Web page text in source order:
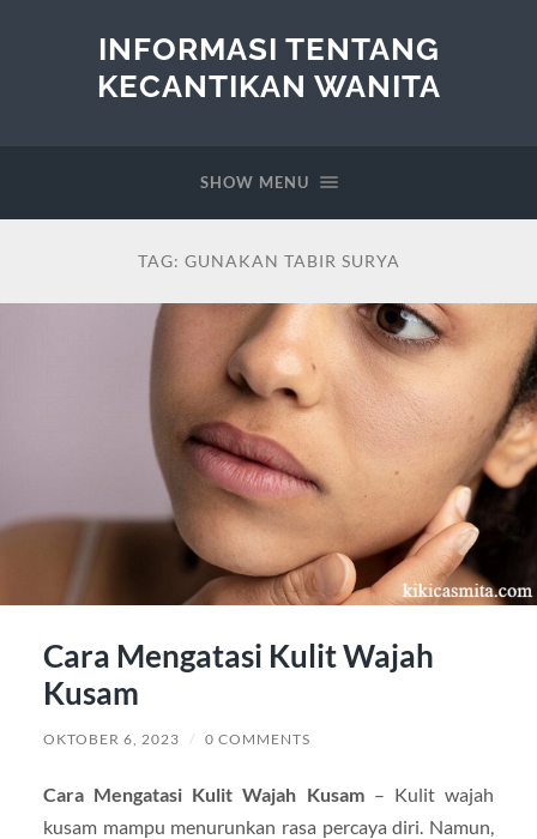
INFORMASI TENTANG
KECANTIKAN WANITA
SHOW MENU
TAG: GUNAKAN TABIR SURYA
Cara Mengatasi Kulit Wajah
Kusam
OKTOBER 6, 2023 / 0 COMMENTS
Cara Mengatasi Kulit Wajah Kusam– Kulit wajah
kusam mampu menurunkan rasa percaya diri. Namun,